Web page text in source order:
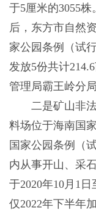
于5厘米的3055
后，东方市自然
家公园条例（试
发放5份共计
管理局霸王岭分
二是矿山非法
料场位于海南国
国家公园条例（
内从事开山、采
于2020年10月1
仅2022年下半年